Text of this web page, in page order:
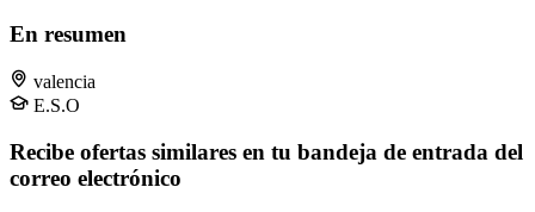
En resumen
valencia
E.S.O
Recibe ofertas similares en tu bandeja de entrada del
correo electrónico